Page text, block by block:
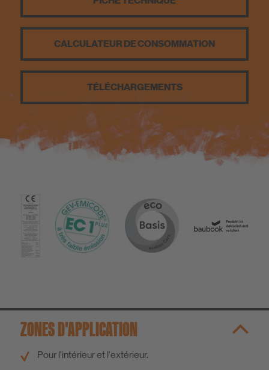
CALCULATEUR DE CONSOMMATION
TÉLÉCHARGEMENTS
ZONES D'APPLICATION
Pour l'intérieur et l'extérieur.